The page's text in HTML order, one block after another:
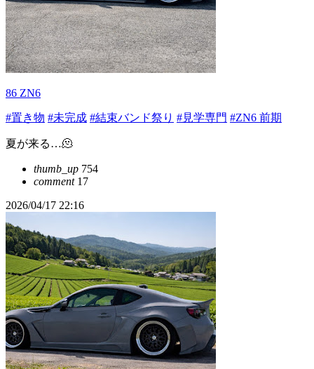
86 ZN6
#置き物 #未完成 #結束バンド祭り #見学専門 #ZN6 前期
夏が来る…🫠
thumb_up 754
comment17
2026/04/17 22:16